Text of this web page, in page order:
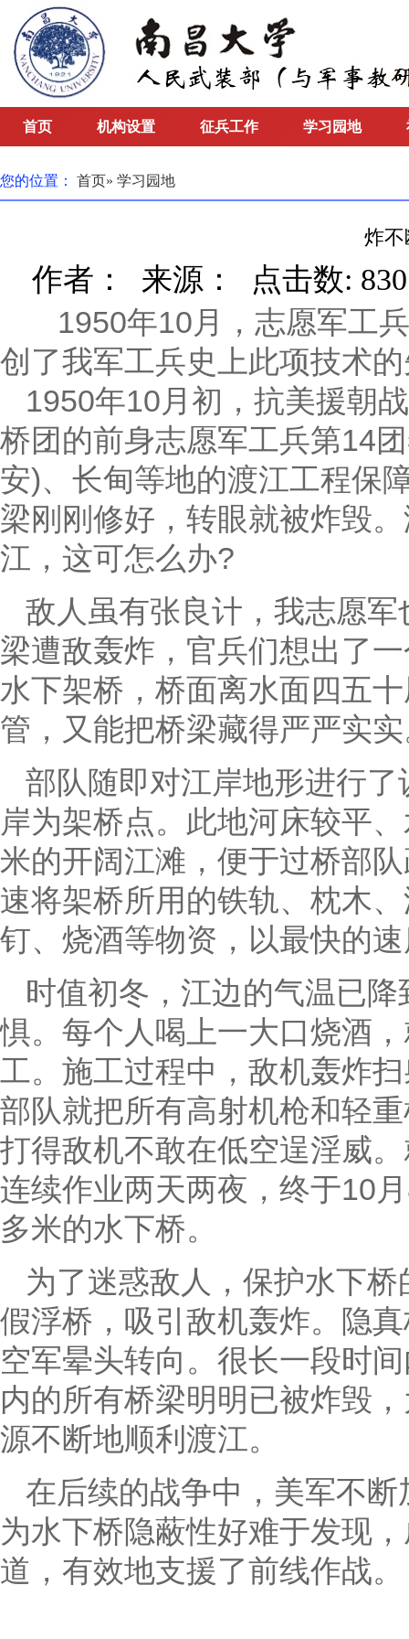
首页 机构设置 征兵工作 学习园地
您的位置： 首页» 学习园地
炸不
作者： 来源： 点击数:
1950年10月，志愿军工兵
创了我军工兵史上此项技术
1950年10月初，抗美援朝
桥团的前身志愿军工兵第14
安)、长甸等地的渡江工程保
梁刚刚修好，转眼就被炸毁
江，这可怎么办?
敌人虽有张良计，我志愿
梁遭敌轰炸，官兵们想出了
水下架桥，桥面离水面四五
管，又能把桥梁藏得严严实
部队随即对江岸地形进行
岸为架桥点。此地河床较平
米的开阔江滩，便于过桥部
速将架桥所用的铁轨、枕木
钉、烧酒等物资，以最快的
时值初冬，江边的气温已
惧。每个人喝上一大口烧酒
工。施工过程中，敌机轰炸
部队就把所有高射机枪和轻
打得敌机不敢在低空逞淫威
连续作业两天两夜，终于10
多米的水下桥。
为了迷惑敌人，保护水下
假浮桥，吸引敌机轰炸。隐
空军晕头转向。很长一段时
内的所有桥梁明明已被炸毁
源不断地顺利渡江。
在后续的战争中，美军不
为水下桥隐蔽性好难于发现
道，有效地支援了前线作战。